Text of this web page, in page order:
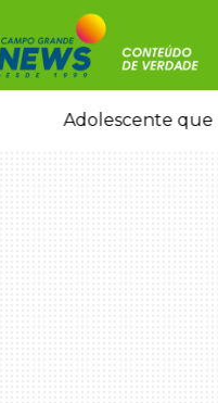
Adolescente que